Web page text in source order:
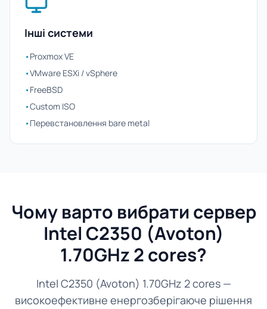
Інші системи
•Proxmox VE
•VMware ESXi / vSphere
•FreeBSD
•Custom ISO
•Перевстановлення bare metal
Чому варто вибрати сервер
Intel C2350 (Avoton)
1.70GHz 2 cores?
Intel C2350 (Avoton) 1.70GHz 2 cores —
високоефективне енергозберігаюче рішення